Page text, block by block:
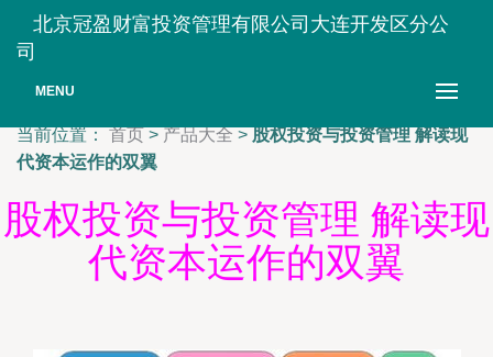
北京冠盈财富投资管理有限公司大连开发区分公
司
MENU
当前位置： 首页 > 产品大全 > 股权投资与投资管理 解读现
代资本运作的双翼
股权投资与投资管理 解读现
代资本运作的双翼